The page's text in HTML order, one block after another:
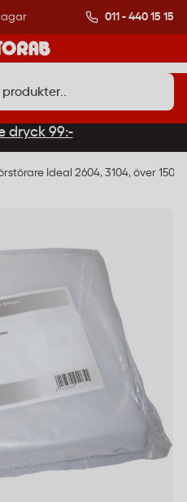
Över 500 000
011 - 440 15 15
dryck 99:-
Ideal 2604, 3104, över 150L